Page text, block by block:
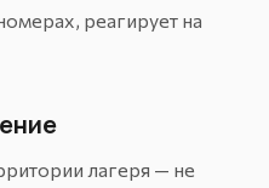
реагирует на
лагеря — не